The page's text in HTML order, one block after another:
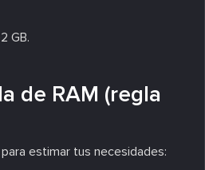
GB.
de RAM (regla
estimar tus necesidades: